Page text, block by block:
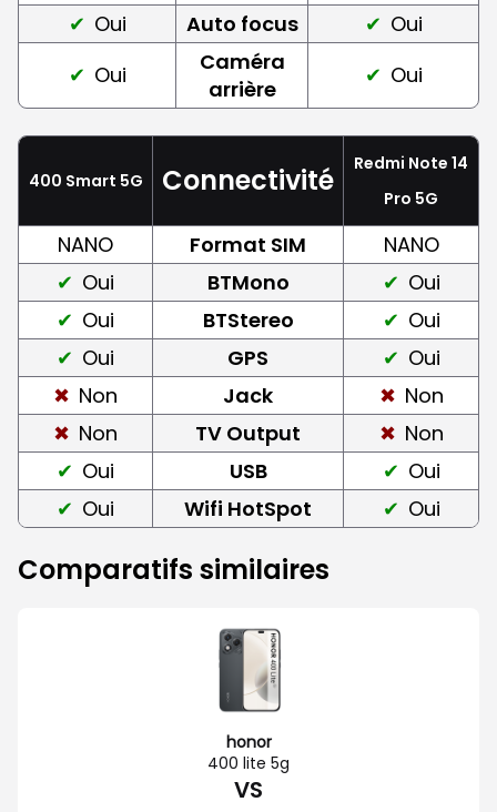
Oui
Auto focus
Oui
Oui
Caméra
arrière
Oui
400 Smart 5G Connectivité
Redmi Note 14
Pro 5G
NANO Format SIM
NANO
Oui
BTMono
Oui
Oui
BTStereo
Oui
Oui
GPS
Oui
Non
Jack
Non
Non
TV Output
Non
Oui
USB
Oui
Oui
Wifi HotSpot Oui
Comparatifs similaires
honor
400 lite 5g
VS